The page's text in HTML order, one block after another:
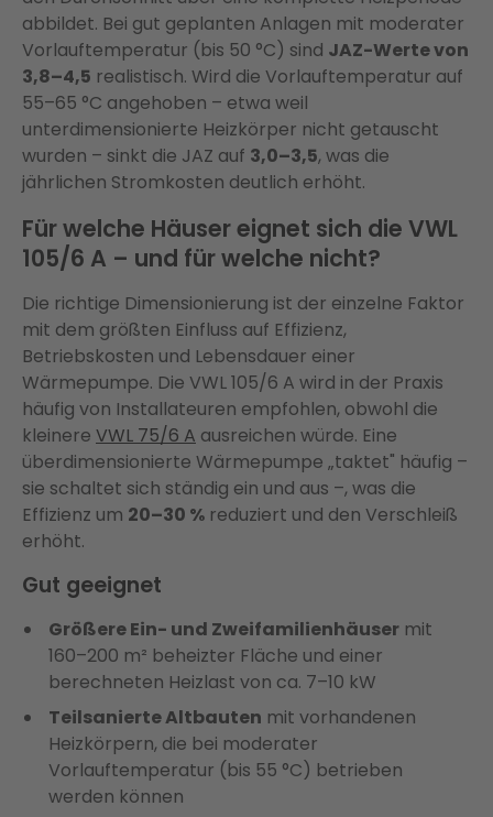
abbildet. Bei gut geplanten Anlagen mit moderater
Vorlauftemperatur (bis 50 °C) sind JAZ-Werte von
3,8–4,5 realistisch. Wird die Vorlauftemperatur auf
55–65 °C angehoben – etwa weil
unterdimensionierte Heizkörper nicht getauscht
wurden – sinkt die JAZ auf 3,0–3,5, was die
jährlichen Stromkosten deutlich erhöht.
Für welche Häuser eignet sich die VWL
105/6 A – und für welche nicht?
Die richtige Dimensionierung ist der einzelne Faktor
mit dem größten Einfluss auf Effizienz,
Betriebskosten und Lebensdauer einer
Wärmepumpe. Die VWL 105/6 A wird in der Praxis
häufig von Installateuren empfohlen, obwohl die
kleinere VWL 75/6 A ausreichen würde. Eine
überdimensionierte Wärmepumpe „taktet" häufig –
sie schaltet sich ständig ein und aus –, was die
Effizienz um 20–30 % reduziert und den Verschleiß
erhöht.
Gut geeignet
Größere Ein- und Zweifamilienhäuser mit
160–200 m² beheizter Fläche und einer
berechneten Heizlast von ca. 7–10 kW
Teilsanierte Altbauten mit vorhandenen
Heizkörpern, die bei moderater
Vorlauftemperatur (bis 55 °C) betrieben
werden können